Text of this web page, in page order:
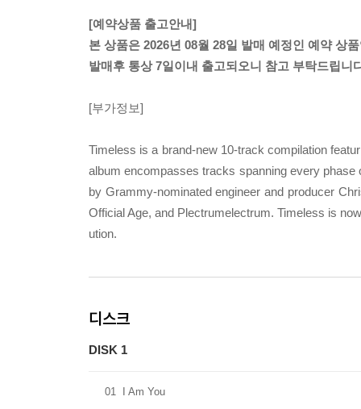
[예약상품 출고안내]
본 상품은 2026년 08월 28일 발매 예정인 예약 상
발매후 통상 7일이내 출고되오니 참고 부탁드립니
[부가정보]
Timeless is a brand-new 10-track compilation
album encompasses tracks spanning every
by Grammy-nominated engineer and producer
Official Age, and Plectrumelectrum. Timeless is
ution.
디스크
DISK 1
01 I Am You